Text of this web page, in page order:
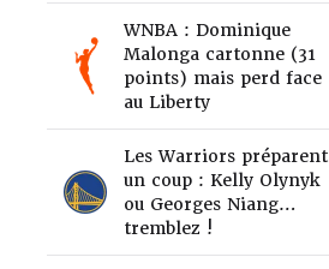
WNBA : Dominique
Malonga cartonne (31
points) mais perd face
au Liberty
Les Warriors préparent
un coup : Kelly Olynyk
ou Georges Niang…
tremblez !